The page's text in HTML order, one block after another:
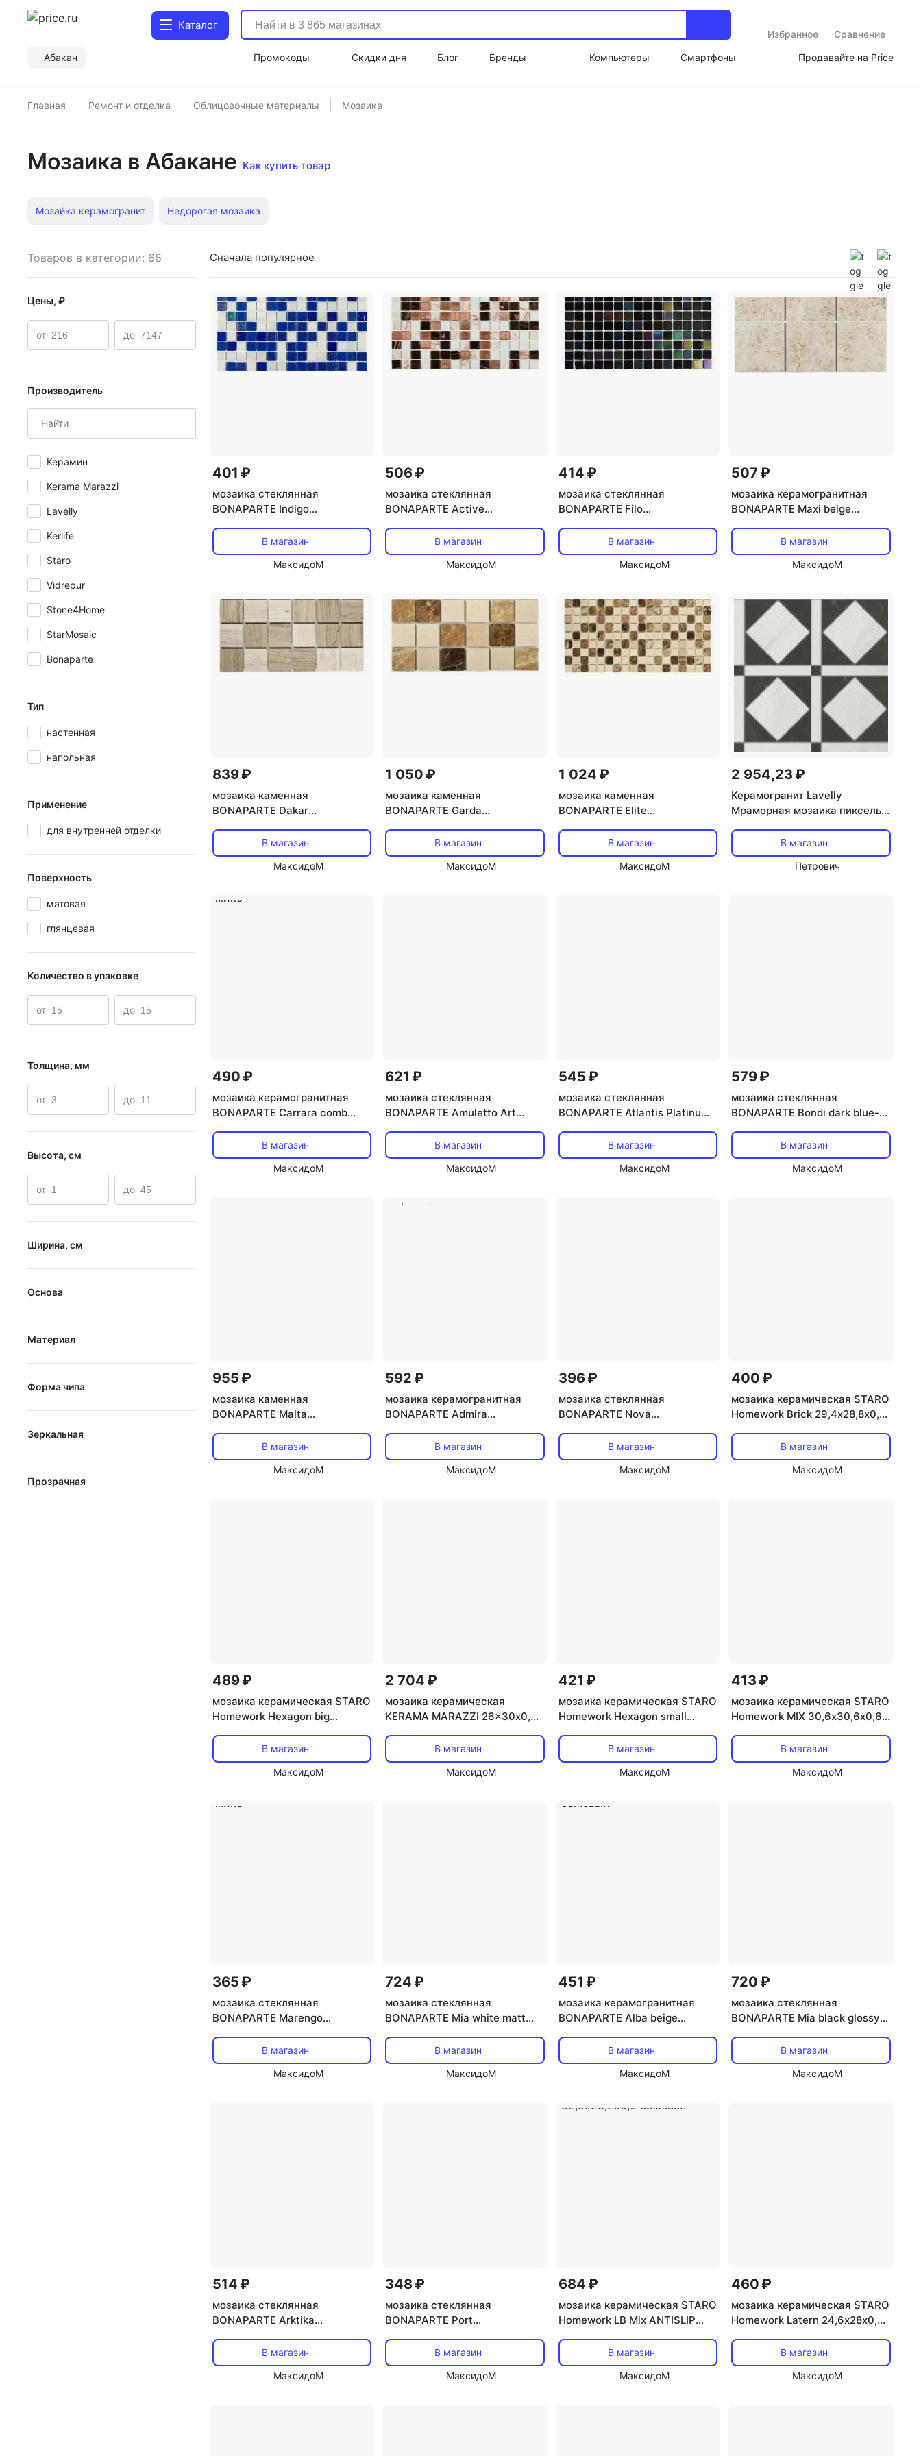
Каталог
Избранное
Сравнение
Абакан
Промокоды Скидки дня Блог Бренды Компьютеры Смартфоны Продавайте на Price
Главная Ремонт и отделка Облицовочные материалы Мозаика
Мозаика в Абакане Как купить товар
Мозайка керамогранит Недорогая мозаика
Товаров в категории: 68
Цены, ₽
от до
Производитель
Керамин
Kerama Marazzi
Lavelly
Kerlife
Staro
Vidrepur
Stone4Home
StarMosaic
Bonaparte
Тип
настенная
напольная
Применение
для внутренней отделки
Поверхность
матовая
глянцевая
Количество в упаковке
от до
Толщина, мм
от до
Высота, см
от до
Ширина, см
Основа
бумага
сетка
сцепка
Материал
стекло
керамика
керамогранит
металл
Форма чипа
квадрат
шестиугольник
прямоугольник
ромб
Зеркальная
Зеркальная
Прозрачная
Сначала популярное
401 ₽
мозаика стеклянная
BONAPARTE Indigo
бело-синий микс
В магазин
МаксидоМ
506 ₽
мозаика стеклянная
BONAPARTE Active
бело-коричневый микс
В магазин
МаксидоМ
414 ₽
мозаика стеклянная
BONAPARTE Filo
В магазин
МаксидоМ
507 ₽
мозаика керамогранитная
BONAPARTE Maxi beige
В магазин
МаксидоМ
839 ₽
мозаика каменная
BONAPARTE Dakar
серый миксВ магазин
МаксидоМ
1 050 ₽
мозаика каменная
BONAPARTE Garda
бежево-коричневый микс
В магазин
МаксидоМ
1 024 ₽
мозаика каменная
BONAPARTE Elite
коричнево-бежевый микс
В магазин
МаксидоМ
2 954,23 ₽
Керамогранит Lavelly
Мраморная мозаика пиксель
1200х600х8,5 мм (2 шт.=1,44
кв.м)
В магазин
Петрович
490 ₽
мозаика керамогранитная
BONAPARTE Carrara comb
В магазин
МаксидоМ
621 ₽
мозаика стеклянная
BONAPARTE Amuletto Art
В магазин
МаксидоМ
545 ₽
мозаика стеклянная
BONAPARTE Atlantis Platinum
В магазин
МаксидоМ
579 ₽
мозаика стеклянная
BONAPARTE Bondi dark blue-
В магазин
МаксидоМ
955 ₽
мозаика каменная
BONAPARTE Malta
бежево-коричневый микс
В магазин
МаксидоМ
592 ₽
мозаика керамогранитная
BONAPARTE Admira
коричневый микс
В магазин
МаксидоМ
396 ₽
мозаика стеклянная
BONAPARTE Nova
коричневый микс
В магазин
МаксидоМ
400 ₽
мозаика керамическая STARO
Homework Brick 29,4х28,8х0,6
В магазин
МаксидоМ
489 ₽
мозаика керамическая STARO
Homework Hexagon big
В магазин
МаксидоМ
2 704 ₽
мозаика керамическая
KERAMA MARAZZI 26x30х0,7
В магазин
МаксидоМ
421 ₽
мозаика керамическая STARO
Homework Hexagon small
В магазин
МаксидоМ
413 ₽
мозаика керамическая STARO
Homework MIX 30,6х30,6х0,6
В магазин
МаксидоМ
365 ₽
мозаика стеклянная
BONAPARTE Marengo
бело-серый микс
В магазин
МаксидоМ
724 ₽
мозаика стеклянная
BONAPARTE Mia white matt
В магазин
МаксидоМ
451 ₽
мозаика керамогранитная
BONAPARTE Alba beige
В магазин
МаксидоМ
720 ₽
мозаика стеклянная
BONAPARTE Mia black glossy
В магазин
МаксидоМ
514 ₽
мозаика стеклянная
BONAPARTE Arktika
В магазин
МаксидоМ
348 ₽
мозаика стеклянная
BONAPARTE Port
зелено-синий микс
В магазин
МаксидоМ
684 ₽
мозаика керамическая STARO
Homework LB Mix ANTISLIP
32,5х28,2х0,6 бежевая
В магазин
МаксидоМ
460 ₽
мозаика керамическая STARO
Homework Latern 24,6х28х0,6
В магазин
МаксидоМ